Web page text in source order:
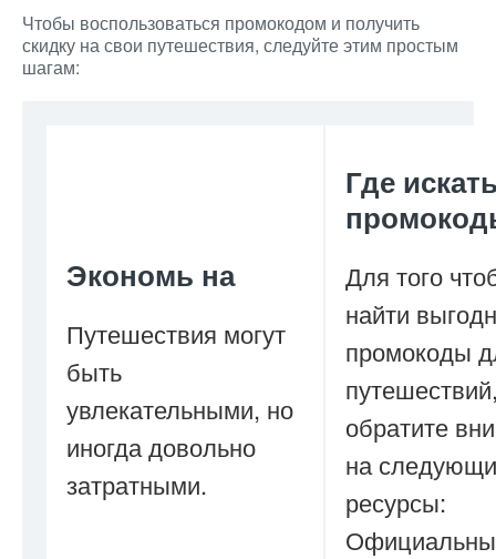
Чтобы воспользоваться промокодом и получить
скидку на свои путешествия, следуйте этим простым
шагам:
Экономь на
Путешествия могут
быть
увлекательными, но
иногда довольно
затратными.
Где
Для того
найти
промокоды
обратите
на
ресурсы: